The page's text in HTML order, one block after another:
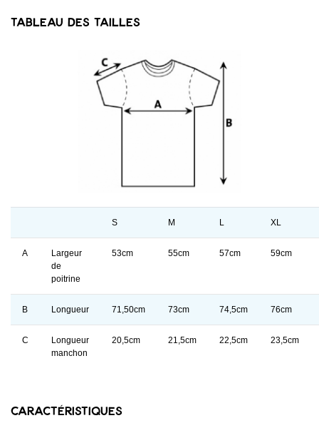
Tableau des tailles
S M L XL
A
Largeur
de
poitrine
53cm 55cm 57cm 59cm
B Longueur 71,50cm 73cm 74,5cm 76cm
C
Longueur
manchon
20,5cm 21,5cm 22,5cm 23,5cm
Caractéristiques